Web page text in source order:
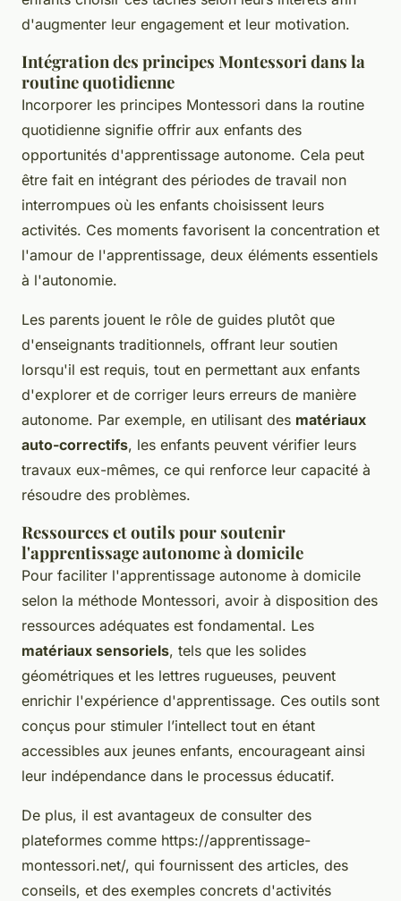
d'augmenter leur engagement et leur motivation.
Intégration des principes Montessori dans la
routine quotidienne
Incorporer les principes Montessori dans la routine
quotidienne signifie offrir aux enfants des
opportunités d'apprentissage autonome. Cela peut
être fait en intégrant des périodes de travail non
interrompues où les enfants choisissent leurs
activités. Ces moments favorisent la concentration et
l'amour de l'apprentissage, deux éléments essentiels
à l'autonomie.
Les parents jouent le rôle de guides plutôt que
d'enseignants traditionnels, offrant leur soutien
lorsqu'il est requis, tout en permettant aux enfants
d'explorer et de corriger leurs erreurs de manière
autonome. Par exemple, en utilisant des matériaux
auto-correctifs, les enfants peuvent vérifier leurs
travaux eux-mêmes, ce qui renforce leur capacité à
résoudre des problèmes.
Ressources et outils pour soutenir
l'apprentissage autonome à domicile
Pour faciliter l'apprentissage autonome à domicile
selon la méthode Montessori, avoir à disposition des
ressources adéquates est fondamental. Les
matériaux sensoriels, tels que les solides
géométriques et les lettres rugueuses, peuvent
enrichir l'expérience d'apprentissage. Ces outils sont
conçus pour stimuler l’intellect tout en étant
accessibles aux jeunes enfants, encourageant ainsi
leur indépendance dans le processus éducatif.
De plus, il est avantageux de consulter des
plateformes comme https://apprentissage-
montessori.net/, qui fournissent des articles, des
conseils, et des exemples concrets d'activités